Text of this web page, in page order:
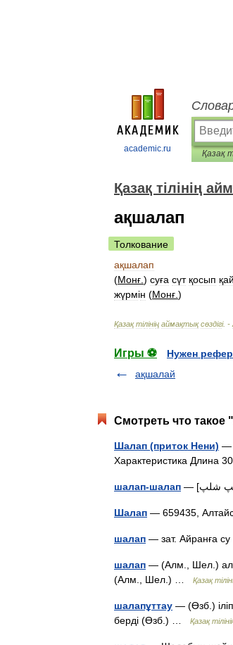
academic.ru
Қазақ тілінің
ақшалап
Толкование
ақшалап
(Монғ ) суға сүт қосып
жүрмін (Монғ )
Қазақ тілінің аймақтық сөздігі. -
Игры ⚽
Нужен
ақшалай
Смотреть что такое
Шалап (приток Нени) —
Характеристика Длина
шалап-шалап
Шалап — 659435,
шалап — зат. Айранға
шалап — (Алм., Шел.) ала
(Алм., Шел.) …
Қазақ
шалапұттау — (Өзб.)
берді (Өзб.) …
Қазақ